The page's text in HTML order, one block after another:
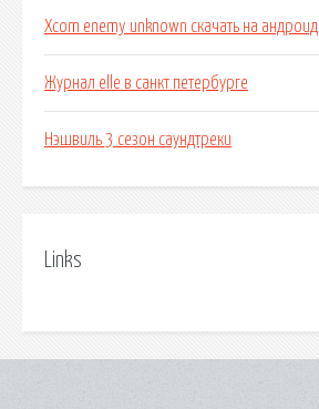
Xcom enemy unknown скачать на андроид
Журнал elle в санкт петербурге
Нэшвиль 3 сезон саундтреки
Links